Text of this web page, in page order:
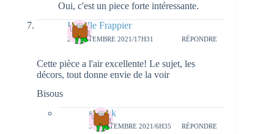
Oui, c'est un piece forte intéressante.
Isabelle Frappier
28 SEPTEMBRE 2021/17H31 RÉPONDRE
Cette pièce a l'air excellente! Le sujet, les
décors, tout donne envie de la voir
Bisous
natieak
30 SEPTEMBRE 2021/6H35 RÉPONDRE